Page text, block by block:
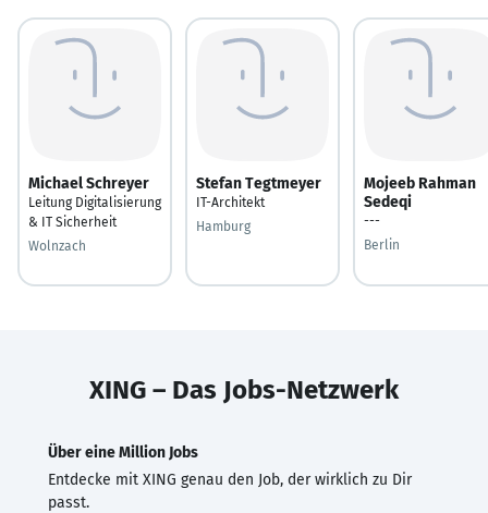
Michael Schreyer
Leitung Digitalisierung
& IT Sicherheit
Wolnzach
Stefan Tegtmeyer
IT-Architekt
Hamburg
Mojeeb Rahman
Sedeqi
---
Berlin
XING – Das Jobs-Netzwerk
Über eine Million Jobs
Entdecke mit XING genau den Job, der wirklich zu Dir
passt.